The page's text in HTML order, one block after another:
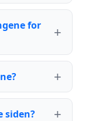
for
siden?